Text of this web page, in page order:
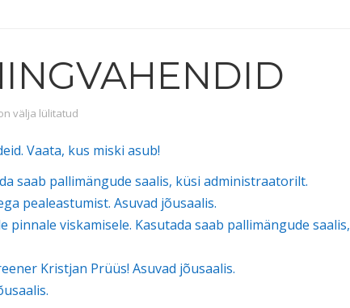
välja lülitatud
Vaata, kus miski asub!
saab pallimängude saalis, küsi administraatorilt.
pealeastumist. Asuvad jõusaalis.
pinnale viskamisele. Kasutada saab pallimängude saalis,
Kristjan Prüüs! Asuvad jõusaalis.